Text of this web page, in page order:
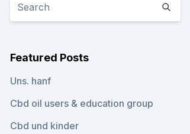
Featured Posts
Uns. hanf
Cbd oil users & education group
Cbd und kinder